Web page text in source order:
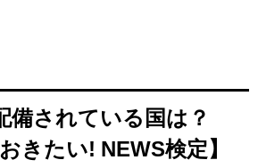
備されている国は？
きたい! NEWS検定】